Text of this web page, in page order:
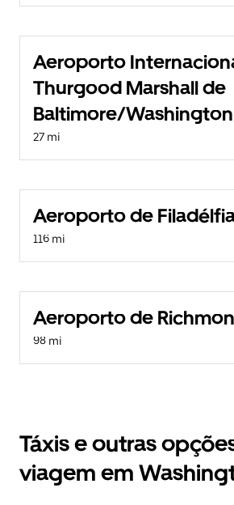
Aeroporto
Thurgood Marshall de
Baltimore/
27 mi
Aeroporto de
116 mi
Aeroporto de
98 mi
Táxis e outras
viagem em